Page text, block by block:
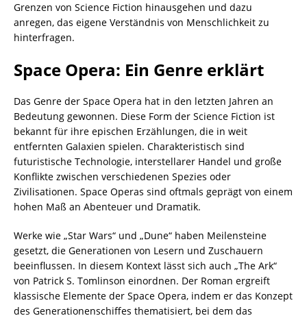
Grenzen von Science Fiction hinausgehen und dazu
anregen, das eigene Verständnis von Menschlichkeit zu
hinterfragen.
Space Opera: Ein Genre erklärt
Das Genre der Space Opera hat in den letzten Jahren an
Bedeutung gewonnen. Diese Form der Science Fiction ist
bekannt für ihre epischen Erzählungen, die in weit
entfernten Galaxien spielen. Charakteristisch sind
futuristische Technologie, interstellarer Handel und große
Konflikte zwischen verschiedenen Spezies oder
Zivilisationen. Space Operas sind oftmals geprägt von einem
hohen Maß an Abenteuer und Dramatik.
Werke wie „Star Wars“ und „Dune“ haben Meilensteine
gesetzt, die Generationen von Lesern und Zuschauern
beeinflussen. In diesem Kontext lässt sich auch „The Ark“
von Patrick S. Tomlinson einordnen. Der Roman ergreift
klassische Elemente der Space Opera, indem er das Konzept
des Generationenschiffes thematisiert, bei dem das